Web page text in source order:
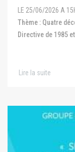
LE 25/06/2026 A
Thème : Quatre décennies après : quelles applications de la
Directive de 1985
Lire la suite